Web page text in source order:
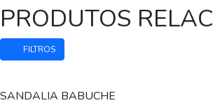
PRODUTOS
FILTROS
SANDALIA BABUCHE